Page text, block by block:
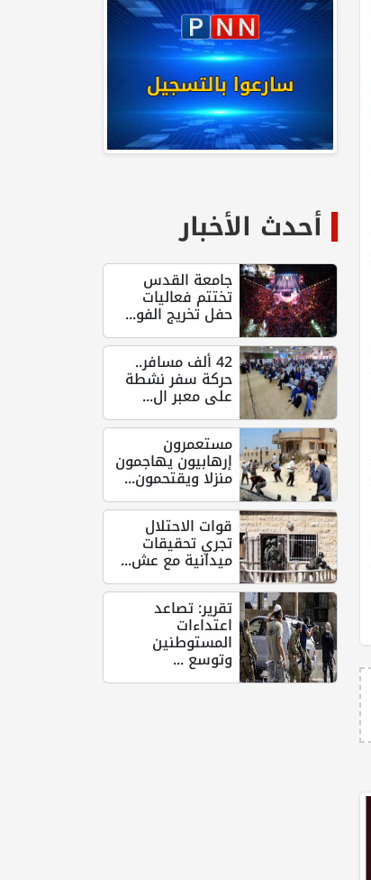
أحدث الأخبار
جامعة القدس
تختتم فعاليات
حفل تخريج الفو...
42 ألف مسافر..
حركة سفر نشطة
على معبر ال...
مستعمرون
إرهابيون يهاجمون
منزلا ويقتحمون...
قوات الاحتلال
تجري تحقيقات
ميدانية مع عش...
تقرير: تصاعد
اعتداءات
المستوطنين
وتوسع ...